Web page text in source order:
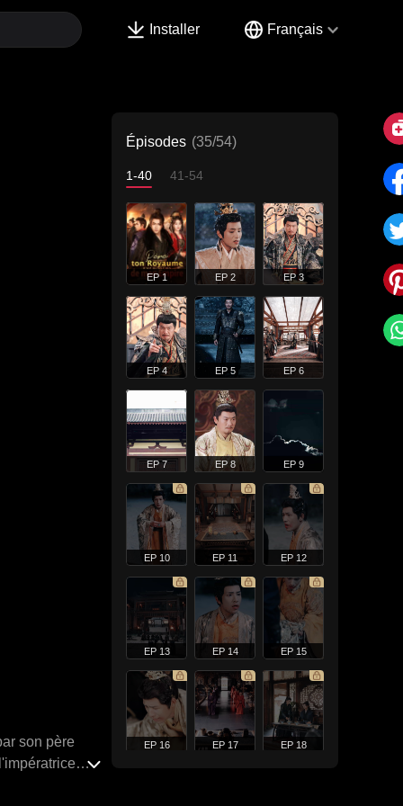
Installer Français
son père
Épisodes (35/54)
1-40 41-54
EP 1 EP 2 EP 3
EP 4 EP 5 EP 6
EP 7 EP 8 EP 9
EP 10 EP 11 EP 12
EP 13 EP 14 EP 15
EP 16 EP 17 EP 18